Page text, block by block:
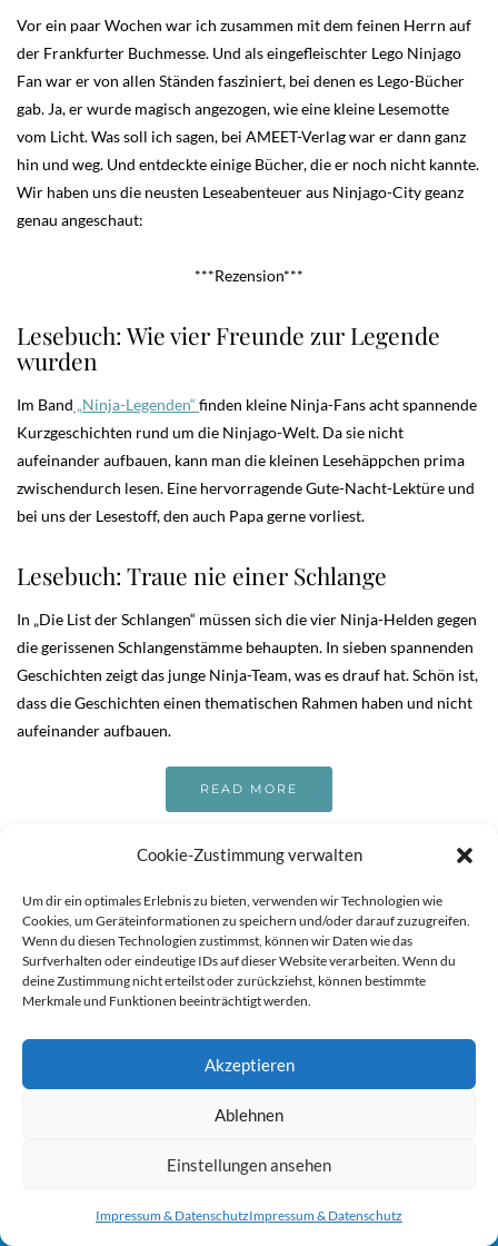
Cookie-Zustimmung verwalten
Um dir ein optimales Erlebnis zu bieten, verwenden wir Technologien wie
Cookies, um Geräteinformationen zu speichern und/oder darauf zuzugreifen.
Wenn du diesen Technologien zustimmst, können wir Daten wie das
Surfverhalten oder eindeutige IDs auf dieser Website verarbeiten. Wenn du
deine Zustimmung nicht erteilst oder zurückziehst, können bestimmte
Merkmale und Funktionen beeinträchtigt werden.
Akzeptieren
Ablehnen
Einstellungen ansehen
Impressum & DatenschutzImpressum & Datenschutz
Vor ein paar Wochen war ich zusammen mit dem feinen Herrn auf
der Frankfurter Buchmesse. Und als eingefleischter Lego Ninjago
Fan war er von allen Ständen fasziniert, bei denen es Lego-Bücher
gab. Ja, er wurde magisch angezogen, wie eine kleine Lesemotte
vom Licht. Was soll ich sagen, bei AMEET-Verlag war er dann ganz
hin und weg. Und entdeckte einige Bücher, die er noch nicht kannte.
Wir haben uns die neusten Leseabenteuer aus Ninjago-City geanz
genau angeschaut:
***Rezension***
Lesebuch: Wie vier Freunde zur Legende
wurden
Im Band „Ninja-Legenden“ finden kleine Ninja-Fans acht spannende
Kurzgeschichten rund um die Ninjago-Welt. Da sie nicht
aufeinander aufbauen, kann man die kleinen Lesehäppchen prima
zwischendurch lesen. Eine hervorragende Gute-Nacht-Lektüre und
bei uns der Lesestoff, den auch Papa gerne vorliest.
Lesebuch: Traue nie einer Schlange
In „Die List der Schlangen“ müssen sich die vier Ninja-Helden gegen
die gerissenen Schlangenstämme behaupten. In sieben spannenden
Geschichten zeigt das junge Ninja-Team, was es drauf hat. Schön ist,
dass die Geschichten einen thematischen Rahmen haben und nicht
aufeinander aufbauen.
READ MORE
Sie können die Erfassung Ihrer Daten durch Google Analytics
verhindern, indem Sie auf folgenden Link klicken. Es wird ein
Opt-Out-Cookie gesetzt, der die Erfassung Ihrer Daten bei
Analytics deaktivieren:Hier klicken um dich auszutragen.